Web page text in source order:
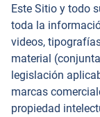
Este Sitio y todo
toda la
videos,
material
legislación
marcas
propiedad